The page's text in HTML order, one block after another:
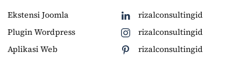
Ekstensi Joomla
Plugin Wordpress
Aplikasi Web
rizalconsultingid
rizalconsultingid
rizalconsultingid